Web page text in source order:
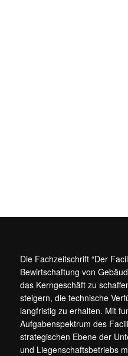
Die Fachzeitschrift “Der
Bewirtschaftung von
das Kerngeschäft zu
steigern, die technische
langfristig zu erhalten. Mit
Aufgabenspektrum des
strategischen Ebene der
und Liegenschaftsbetriebs